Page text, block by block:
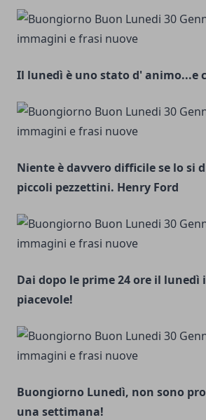
Il lunedì è uno stato d' animo...e
Niente è davvero difficile se lo si
piccoli pezzettini. Henry Ford
Dai dopo le prime 24 ore il lunedì
piacevole!
Buongiorno Lunedì, non sono
una settimana!